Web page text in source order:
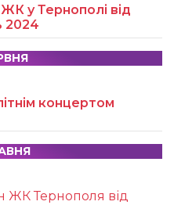
ЖК у Тернополі від
2024
концертом
ЖК Тернополя від